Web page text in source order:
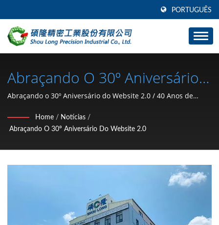
PORTUGUÊS
Abraçando O 30º Aniversário
Do Website 2.0 / Fabricante De
Peças De Hardware Para
Carros E Motocicletas (anel De
Retenção Tipo C, Arruela,
Porca De Travamento, Clipe,
Anel De Pressão, Pino) Desde
1991 | SHOU LONG
Abraçando o 30º Aniversário do Website 2.0 / 40 Anos de
retenção tipo C, arruela, porca de travamento, clipe, anel de
pressão, pino) Fabricante de Taiwan | SHOU LONG
Home / Notícias /
Abraçando O 30º Aniversário Do Website 2.0